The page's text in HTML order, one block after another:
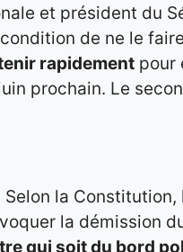
et président du
de ne le
rapidement pour
prochain. Le
Selon la Constitution,
la démission
qui soit du bord